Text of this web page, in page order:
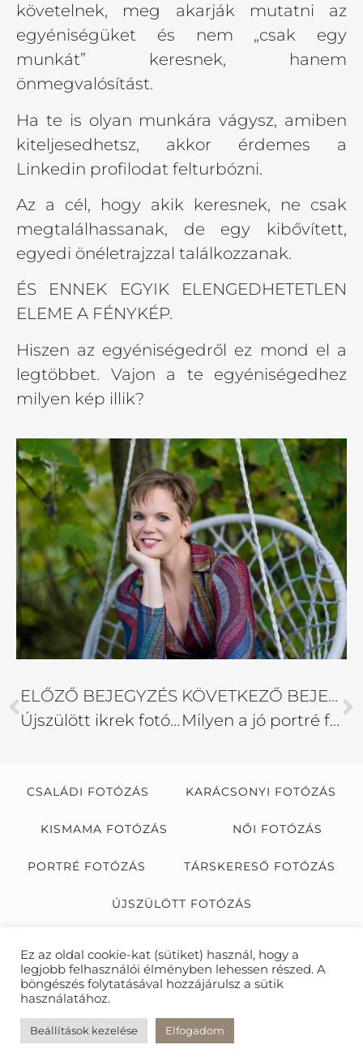
követelnek, meg akarják mutatni az
egyéniségüket és nem „csak egy
munkát” keresnek, hanem
önmegvalósítást.
Ha te is olyan munkára vágysz, amiben
kiteljesedhetsz, akkor érdemes a
Linkedin profilodat felturbózni.
Az a cél, hogy akik keresnek, ne csak
megtalálhassanak, de egy kibővített,
egyedi önéletrajzzal találkozzanak.
ÉS ENNEK EGYIK ELENGEDHETETLEN
ELEME A FÉNYKÉP.
Hiszen az egyéniségedről ez mond el a
legtöbbet. Vajon a te egyéniségedhez
milyen kép illik?
ELŐZŐ BEJEGYZÉS
Újszülött ikrek fotózása
KÖVETKEZŐ BEJEGYZÉS
Milyen a jó portré fénykép? 2. rész
CSALÁDI FOTÓZÁS KARÁCSONYI FOTÓZÁS
KISMAMA FOTÓZÁS NŐI FOTÓZÁS
PORTRÉ FOTÓZÁS TÁRSKERESŐ FOTÓZÁS
ÚJSZÜLÖTT FOTÓZÁS
FOTÓZÁS AJÁNDÉKBA
COPYRIGHT FÖLDES KATALIN 2013-2026. MINDEN JOG
FENNTARTVA
Ez az oldal cookie-kat (sütiket) használ, hogy a
legjobb felhasználói élményben lehessen részed. A
böngészés folytatásával hozzájárulsz a sütik
használatához.
Beállítások kezelése Elfogadom